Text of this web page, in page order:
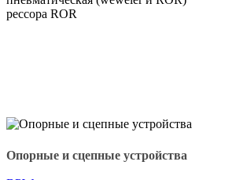
рессора ROR
Опорные и сцепные устройства